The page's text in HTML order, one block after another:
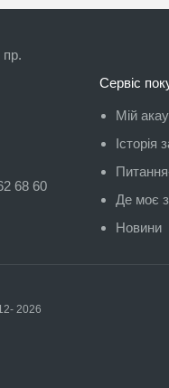
68 60
Сервіс
Мій
Історія
Де моє
Новини
2026